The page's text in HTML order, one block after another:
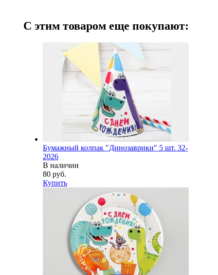
С этим товаром еще покупают:
Бумажный колпак "Динозаврики" 5 шт. 32-
2026
В наличии
80 руб.
Купить